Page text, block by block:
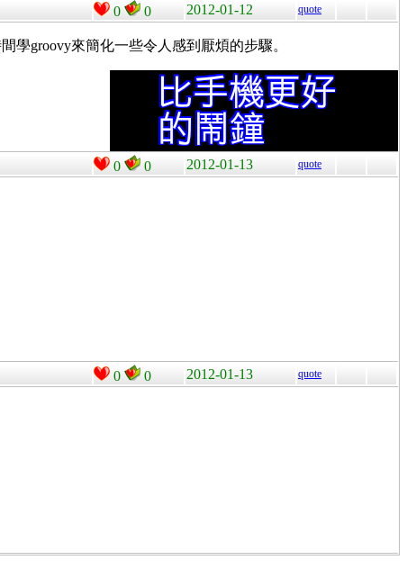
0 0 2012-01-12 quote
學groovy來簡化一些令人感到厭煩的步驟。
0 0 2012-01-13 quote
0 0 2012-01-13 quote